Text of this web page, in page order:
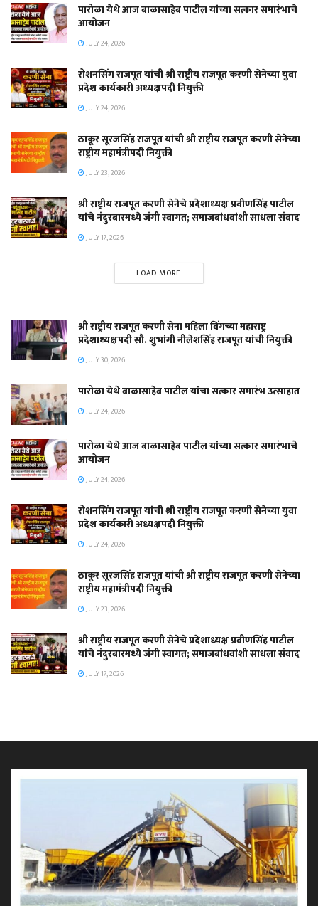
पारोळा येथे आज बाळासाहेब पाटील यांच्या सत्कार समारंभाचे
आयोजन
JULY 24, 2026
रोशनसिंग राजपूत यांची श्री राष्ट्रीय राजपूत करणी सेनेच्या युवा
प्रदेश कार्यकारी अध्यक्षपदी नियुक्ती
JULY 24, 2026
ठाकूर सूरजसिंह राजपूत यांची श्री राष्ट्रीय राजपूत करणी सेनेच्या
राष्ट्रीय महामंत्रीपदी नियुक्ती
JULY 23, 2026
श्री राष्ट्रीय राजपूत करणी सेनेचे प्रदेशाध्यक्ष प्रवीणसिंह पाटील
यांचे नंदुरबारमध्ये जंगी स्वागत; समाजबांधवांशी साधला संवाद
JULY 17, 2026
LOAD MORE
श्री राष्ट्रीय राजपूत करणी सेना महिला विंगच्या महाराष्ट्र
प्रदेशाध्यक्षपदी सौ. शुभांगी नीलेशसिंह राजपूत यांची नियुक्ती
JULY 30, 2026
पारोळा येथे बाळासाहेब पाटील यांचा सत्कार समारंभ उत्साहात
JULY 24, 2026
पारोळा येथे आज बाळासाहेब पाटील यांच्या सत्कार समारंभाचे
आयोजन
JULY 24, 2026
रोशनसिंग राजपूत यांची श्री राष्ट्रीय राजपूत करणी सेनेच्या युवा
प्रदेश कार्यकारी अध्यक्षपदी नियुक्ती
JULY 24, 2026
ठाकूर सूरजसिंह राजपूत यांची श्री राष्ट्रीय राजपूत करणी सेनेच्या
राष्ट्रीय महामंत्रीपदी नियुक्ती
JULY 23, 2026
श्री राष्ट्रीय राजपूत करणी सेनेचे प्रदेशाध्यक्ष प्रवीणसिंह पाटील
यांचे नंदुरबारमध्ये जंगी स्वागत; समाजबांधवांशी साधला संवाद
JULY 17, 2026